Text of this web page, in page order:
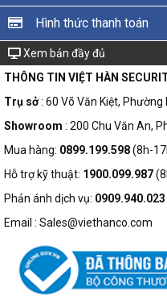
Hình thức thanh toán
Xem bản đầy đủ
THÔNG TIN VIỆT HÀN
Trụ sở: 60 Võ Văn Kiệt, Phường
Showroom : 200 Chu Văn An,
Mua hàng: 0899.199.598(8h-
Hỗ trợ kỹ thuật: 1900.099.987
Phản ánh dịch vụ: 0909.940.023
Email : Sales@viethanco.com